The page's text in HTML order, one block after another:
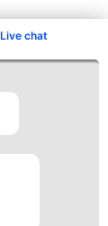
Live chat